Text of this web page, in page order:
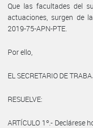
Que las facultades del
actuaciones, surgen de
2019-75-APN-PTE.
Por ello,
EL SECRETARIO DE
RESUELVE:
ARTÍCULO 1º.- Declárese